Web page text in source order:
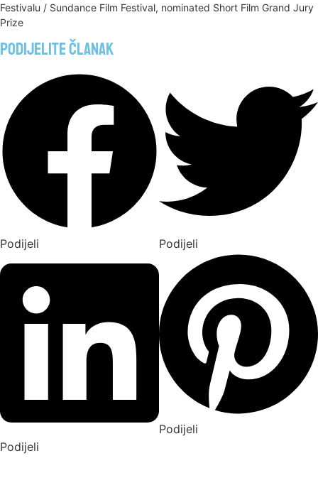
Festivalu / Sundance Film Festival, nominated Short Film Grand Jury
Prize
Podijelite članak
Podijeli Podijeli
Podijeli
Podijeli